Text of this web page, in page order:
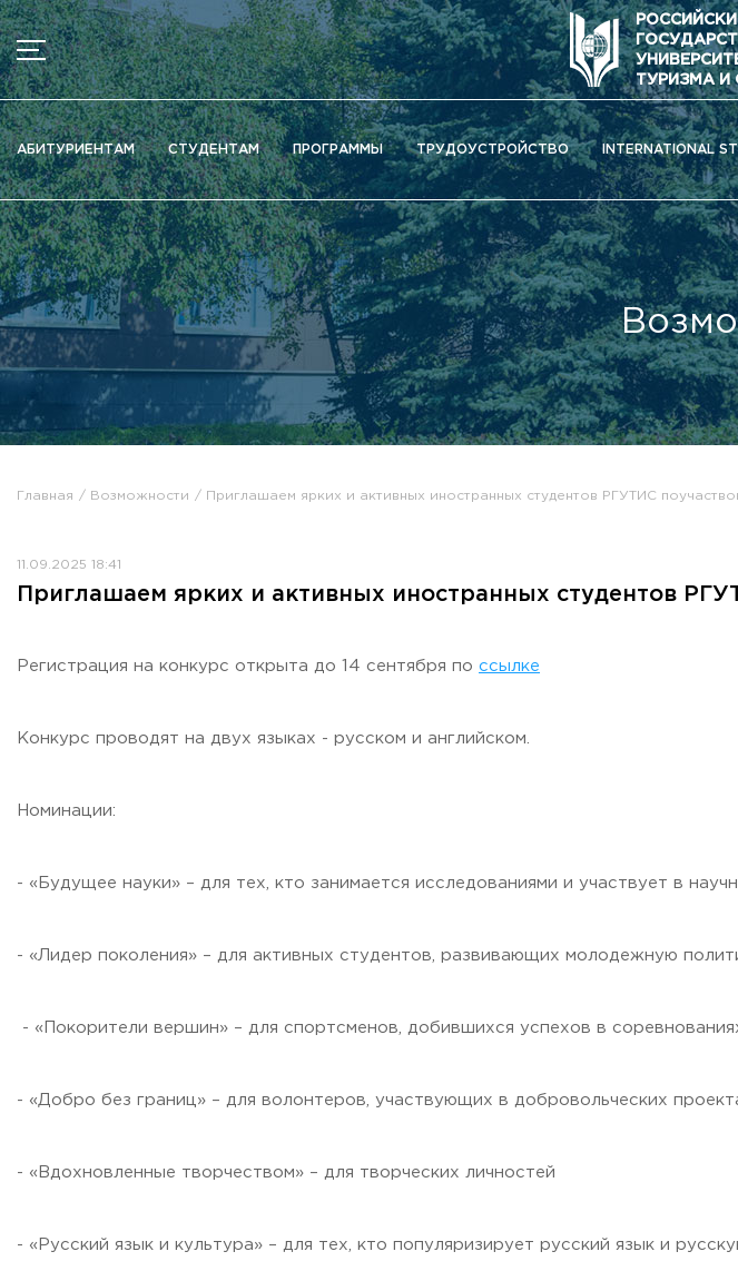
ТУРИЗМА И
АБИТУРИЕНТАМ СТУДЕНТАМ ПРОГРАММЫ ТРУДОУСТРОЙСТВО INTERNATIONAL
МЕНЮ
Новости
Объявления
Документы
Сведения об образовательной организации
Официально о приёме
Научная деятельность
Высшие школы / Институты / Департаменты
Дополнительное образование
Федеральный ресурсный центр
Вакантные места для приема (перевода)
Жилищно-коммунальное хозяйство
Визово-регистрационное сопровождение иностранных граждан
Партнерские проекты
Комната матери и ребенка
I Международный туристско-образовательный конгресс «Гостеприимная Россия»
Филиал ФГБОУ ВО «РГУТИС» в г. Подольске
ЗАКАЗАТЬ ОБРАТНЫЙ ЗВОНОК
+7 (495) 940 83 00
Главная Возможности Приглашаем ярких и активных иностранных студентов РГУТИС
11.09.2025 18:41
Приглашаем ярких и активных иностранных студентов
Регистрация на конкурс открыта до 14 сентября по ссылке
Конкурс проводят на двух языках - русском и английском.
Номинации:
- «Будущее науки» – для тех, кто занимается исследованиями и участвует в
- «Лидер поколения» – для активных студентов, развивающих молодежную
- «Покорители вершин» – для спортсменов, добившихся успехов в
- «Добро без границ» – для волонтеров, участвующих в добровольческих
- «Вдохновленные творчеством» – для творческих личностей
- «Русский язык и культура» – для тех, кто популяризирует русский язык и